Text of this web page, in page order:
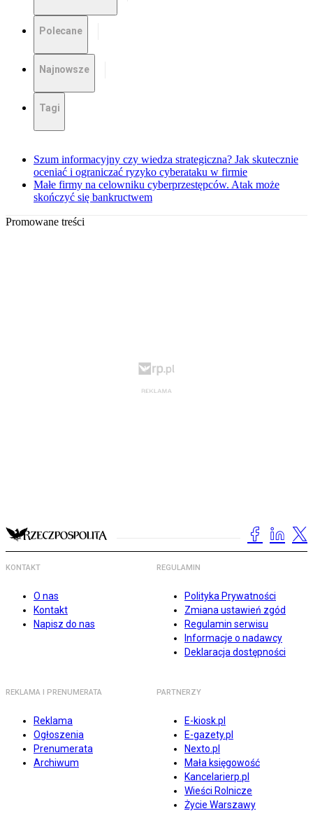
Polecane
Najnowsze
Tagi
Szum informacyjny czy wiedza strategiczna? Jak skutecznie
oceniać i ograniczać ryzyko cyberataku w firmie
Małe firmy na celowniku cyberprzestępców. Atak może
skończyć się bankructwem
Promowane treści
KONTAKT
O nas
Kontakt
Napisz do nas
REGULAMIN
Polityka Prywatności
Zmiana ustawień zgód
Regulamin serwisu
Informacje o nadawcy
Deklaracja dostępności
REKLAMA I PRENUMERATA
Reklama
Ogłoszenia
Prenumerata
Archiwum
PARTNERZY
E-kiosk.pl
E-gazety.pl
Nexto.pl
Mała księgowość
Kancelarierp.pl
Wieści Rolnicze
Życie Warszawy